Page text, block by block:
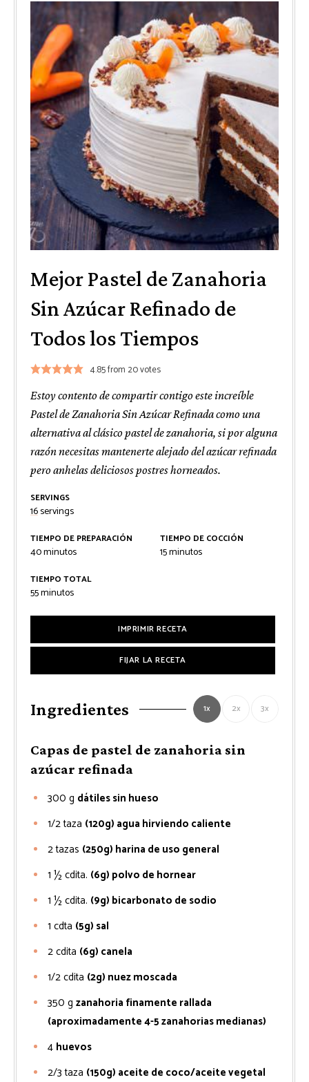
Mejor Pastel de Zanahoria
Sin Azúcar Refinado de
Todos los Tiempos
4.85from 20votes
Estoy contento de compartir contigo este increíble
Pastel de Zanahoria Sin Azúcar Refinada como una
alternativa al clásico pastel de zanahoria, si por alguna
razón necesitas mantenerte alejado del azúcar refinada
pero anhelas deliciosos postres horneados.
SERVINGS
16servings
TIEMPO DE PREPARACIÓN
40minutos
minutos
TIEMPO DE COCCIÓN
15minutos
minutos
TIEMPO TOTAL
55minutos
minutos
IMPRIMIR RECETA
FIJAR LA RECETA
Ingredientes 1x 2x 3x
Capas de pastel de zanahoria sin
azúcar refinada
300 g dátiles sin hueso
1/2taza (120g) agua hirviendo caliente
2tazas (250g) harina de uso general
1 ½cdita. (6g) polvo de hornear
1 ½cdita. (9g) bicarbonato de sodio
1 cdta (5g) sal
2cdita (6g) canela
1/2cdita (2g) nuez moscada
350 g zanahoria finamente rallada
(aproximadamente 4-5 zanahorias medianas)
4 huevos
2/3 taza (150g) aceite de coco/aceite vegetal